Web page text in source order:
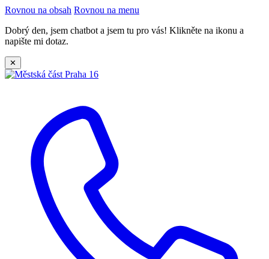
Rovnou na obsah Rovnou na menu
Dobrý den, jsem chatbot a jsem tu pro vás! Klikněte na ikonu a
napište mi dotaz.
✕